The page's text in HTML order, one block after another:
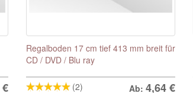
€
Regalboden 17 cm tief 413 mm breit für
CD / DVD / Blu ray
(2) Ab: 4,64€